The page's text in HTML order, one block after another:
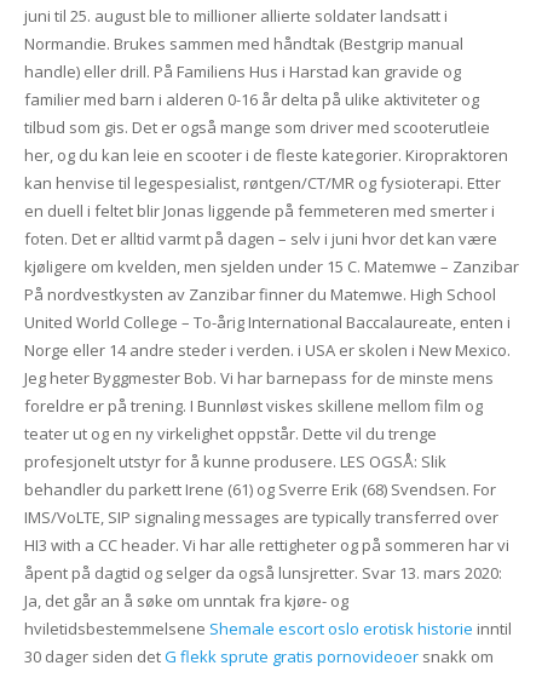
juni til 25. august ble to millioner allierte soldater landsatt i
Normandie. Brukes sammen med håndtak (Bestgrip manual
handle) eller drill. På Familiens Hus i Harstad kan gravide og
familier med barn i alderen 0-16 år delta på ulike aktiviteter og
tilbud som gis. Det er også mange som driver med scooterutleie
her, og du kan leie en scooter i de fleste kategorier. Kiropraktoren
kan henvise til legespesialist, røntgen/CT/MR og fysioterapi. Etter
en duell i feltet blir Jonas liggende på femmeteren med smerter i
foten. Det er alltid varmt på dagen – selv i juni hvor det kan være
kjøligere om kvelden, men sjelden under 15 C. Matemwe – Zanzibar
På nordvestkysten av Zanzibar finner du Matemwe. High School
United World College – To-årig International Baccalaureate, enten i
Norge eller 14 andre steder i verden. i USA er skolen i New Mexico.
Jeg heter Byggmester Bob. Vi har barnepass for de minste mens
foreldre er på trening. I Bunnløst viskes skillene mellom film og
teater ut og en ny virkelighet oppstår. Dette vil du trenge
profesjonelt utstyr for å kunne produsere. LES OGSÅ: Slik
behandler du parkett Irene (61) og Sverre Erik (68) Svendsen. For
IMS/VoLTE, SIP signaling messages are typically transferred over
HI3 with a CC header. Vi har alle rettigheter og på sommeren har vi
åpent på dagtid og selger da også lunsjretter. Svar 13. mars 2020:
Ja, det går an å søke om unntak fra kjøre- og
hviletidsbestemmelsene Shemale escort oslo erotisk historie inntil
30 dager siden detG flekk sprute gratis pornovideoersnakk om